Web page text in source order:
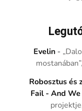
Evelin -
Robosztus
Fail - And